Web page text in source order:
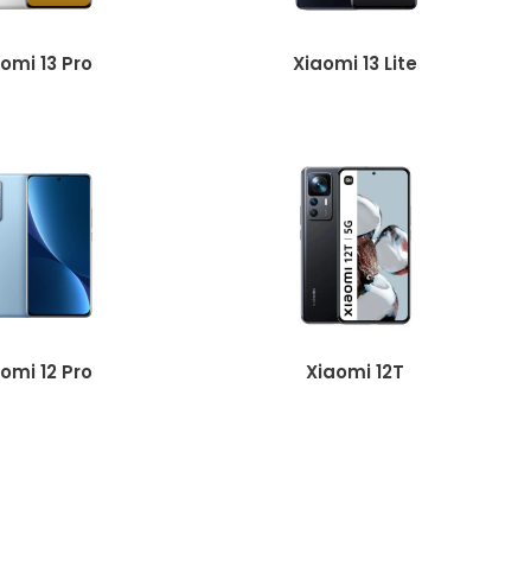
13 Pro Xiaomi 13 Lite
12 Pro Xiaomi 12T